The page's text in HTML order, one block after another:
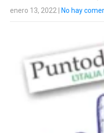
enero 13, 2022 No hay